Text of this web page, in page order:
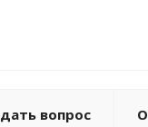
вопрос